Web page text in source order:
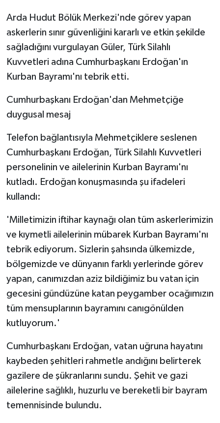
Arda Hudut Bölük Merkezi'nde görev yapan
askerlerin sınır güvenliğini kararlı ve etkin şekilde
sağladığını vurgulayan Güler, Türk Silahlı
Kuvvetleri adına Cumhurbaşkanı Erdoğan'ın
Kurban Bayramı'nı tebrik etti.
Cumhurbaşkanı Erdoğan'dan Mehmetçiğe
duygusal mesaj
Telefon bağlantısıyla Mehmetçiklere seslenen
Cumhurbaşkanı Erdoğan, Türk Silahlı Kuvvetleri
personelinin ve ailelerinin Kurban Bayramı'nı
kutladı. Erdoğan konuşmasında şu ifadeleri
kullandı:
'Milletimizin iftihar kaynağı olan tüm askerlerimizin
ve kıymetli ailelerinin mübarek Kurban Bayramı'nı
tebrik ediyorum. Sizlerin şahsında ülkemizde,
bölgemizde ve dünyanın farklı yerlerinde görev
yapan, canımızdan aziz bildiğimiz bu vatan için
gecesini gündüzüne katan peygamber ocağımızın
tüm mensuplarının bayramını canıgönülden
kutluyorum.'
Cumhurbaşkanı Erdoğan, vatan uğruna hayatını
kaybeden şehitleri rahmetle andığını belirterek
gazilere de şükranlarını sundu. Şehit ve gazi
ailelerine sağlıklı, huzurlu ve bereketli bir bayram
temennisinde bulundu.